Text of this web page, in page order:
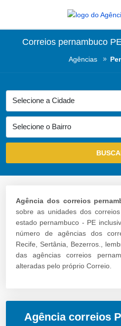
Correios pernambuco
Agências
Agência dos correios
sobre as unidades dos
estado pernambuco - PE
número de agências dos
Recife, Sertânia, Bezerros.,
das agências correios
alteradas pelo próprio Correio.
Agência correios